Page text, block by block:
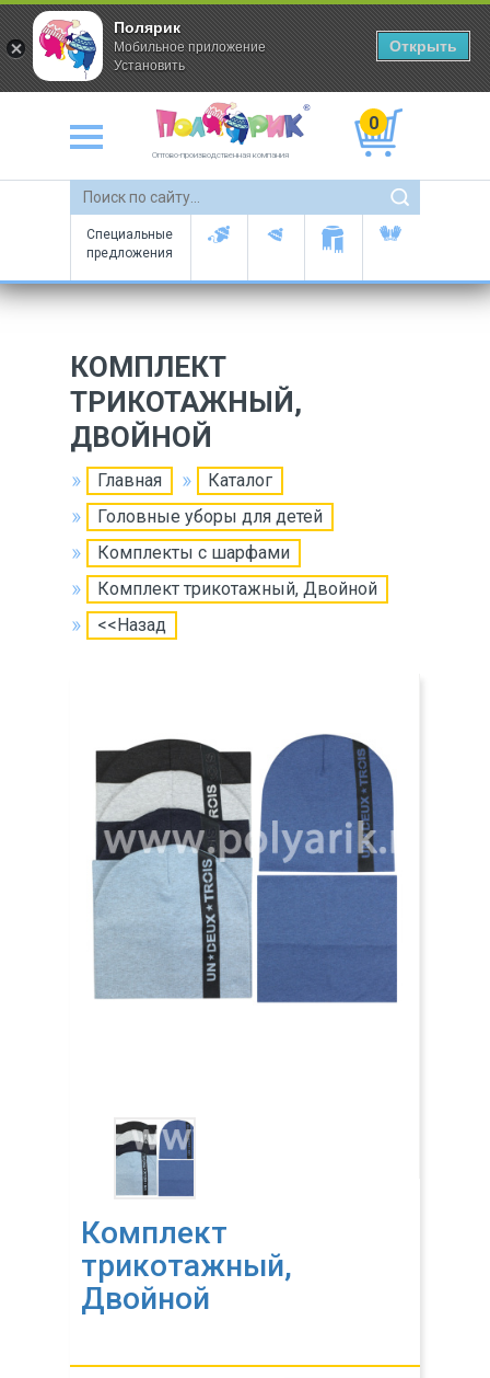
Оптово-производственная компания
0
Специальные
предложения
КОМПЛЕКТ
ТРИКОТАЖНЫЙ,
ДВОЙНОЙ
Главная
Каталог
Головные уборы для детей
Комплекты с шарфами
Комплект трикотажный, Двойной
<<Назад
Комплект
трикотажный,
Двойной
Полярик
Мобильное приложение
Установить
Открыть